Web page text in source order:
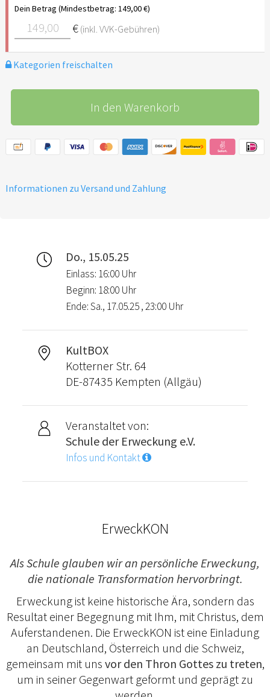
Dein Betrag (Mindestbetrag: 149,00 €)
€ (inkl. VVK-Gebühren)
Kategorien freischalten
In den Warenkorb
Informationen zu Versand und Zahlung
Do., 15.05.25
Einlass: 16:00 Uhr
Beginn: 18:00 Uhr
Ende: Sa., 17.05.25 , 23:00 Uhr
KultBOX
Kotterner Str. 64
DE-87435 Kempten (Allgäu)
Veranstaltet von:
Schule der Erweckung e.V.
Infos und Kontakt
ErweckKON
Als Schule glauben wir an persönliche Erweckung,
die nationale Transformation hervorbringt.
Erweckung ist keine historische Ära, sondern das
Resultat einer Begegnung mit Ihm, mit Christus, dem
Auferstandenen. Die ErweckKON ist eine Einladung
an Deutschland, Österreich und die Schweiz,
gemeinsam mit uns vor den Thron Gottes zu treten,
um in seiner Gegenwart geformt und geprägt zu